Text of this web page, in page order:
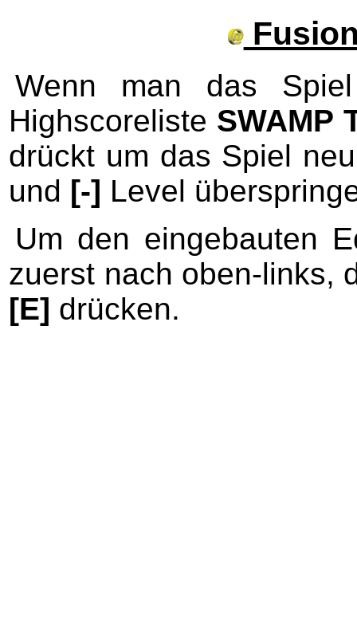
Wenn man das
Highscoreliste SWAMP
drückt um das Spiel
und [-] Level
Um den eingebauten
zuerst nach oben-links,
[E] drücken.